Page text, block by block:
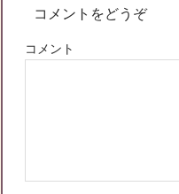
コメントをどうぞ
コメント